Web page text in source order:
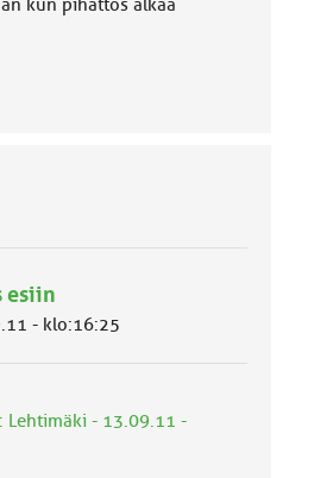
kun pihattos alkaa
esiin
- klo:16:25
Lehtimäki - 13.09.11 -